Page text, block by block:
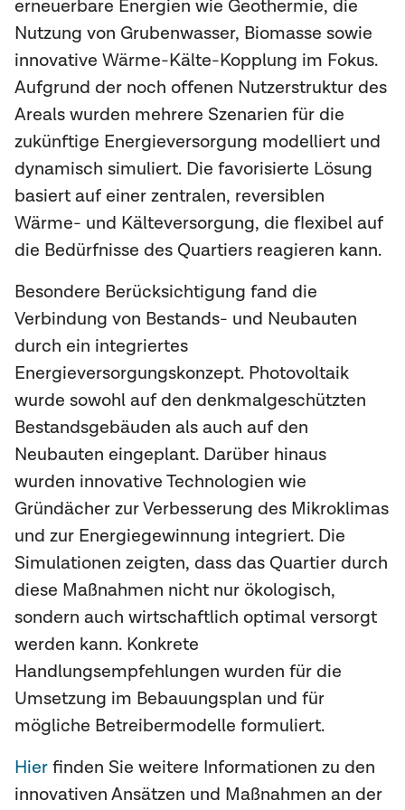
erneuerbare Energien wie Geothermie, die
Nutzung von Grubenwasser, Biomasse sowie
innovative Wärme-Kälte-Kopplung im Fokus.
Aufgrund der noch offenen Nutzerstruktur des
Areals wurden mehrere Szenarien für die
zukünftige Energieversorgung modelliert und
dynamisch simuliert. Die favorisierte Lösung
basiert auf einer zentralen, reversiblen
Wärme- und Kälteversorgung, die flexibel auf
die Bedürfnisse des Quartiers reagieren kann.
Besondere Berücksichtigung fand die
Verbindung von Bestands- und Neubauten
durch ein integriertes
Energieversorgungskonzept. Photovoltaik
wurde sowohl auf den denkmalgeschützten
Bestandsgebäuden als auch auf den
Neubauten eingeplant. Darüber hinaus
wurden innovative Technologien wie
Gründächer zur Verbesserung des Mikroklimas
und zur Energiegewinnung integriert. Die
Simulationen zeigten, dass das Quartier durch
diese Maßnahmen nicht nur ökologisch,
sondern auch wirtschaftlich optimal versorgt
werden kann. Konkrete
Handlungsempfehlungen wurden für die
Umsetzung im Bebauungsplan und für
mögliche Betreibermodelle formuliert.
Hier finden Sie weitere Informationen zu den
innovativen Ansätzen und Maßnahmen an der